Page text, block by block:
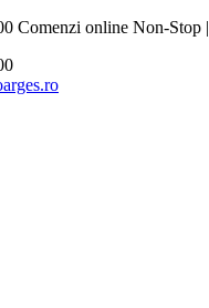
Comenzi online Non-Stop |